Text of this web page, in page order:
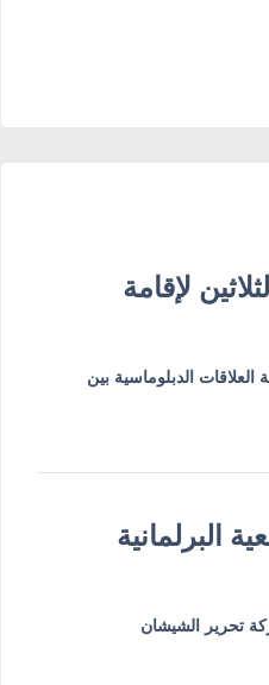
لإقامة
العلاقات الدبلوماسية بين
البرلمانية
تحرير الشيشان